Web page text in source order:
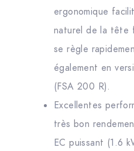
ergonomique
naturel de la tête
se règle
également en
(FSA 200 R).
Excellentes
très bon
EC puissant (1.6